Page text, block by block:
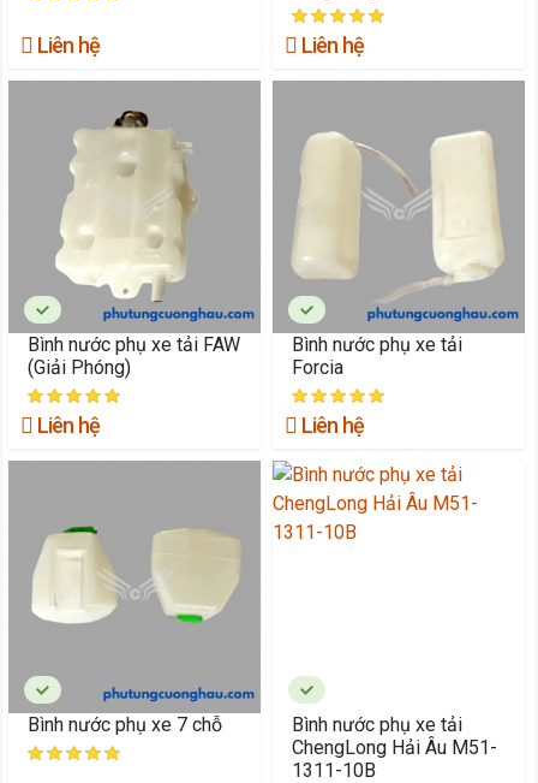
Liên hệ Liên hệ
Bình nước phụ xe tải FAW
(Giải Phóng)
Liên hệ
Bình nước phụ xe tải
Forcia
Liên hệ
Bình nước phụ xe 7 chỗ
Bình nước phụ xe tải
ChengLong Hải Âu M51-
1311-10B